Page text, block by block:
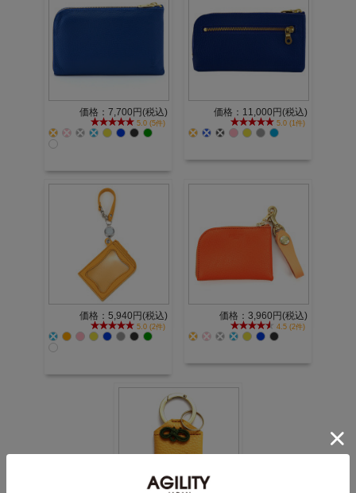
価格：7,700円(税込)
5.0 (5件)
価格：11,000円(税込)
5.0 (1件)
価格：5,940円(税込)
5.0 (2件)
価格：3,960円(税込)
4.5 (2件)